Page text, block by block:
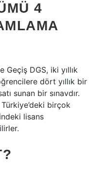
4
Geçiş DGS, iki yıllık
dört yıllık bir
sunan bir sınavdır.
birçok
lisans